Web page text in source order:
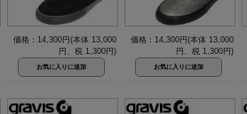
価格：14,300円(本体 13,000
円、税 1,300円)
価格：14,300円(本体 13,000
円、税 1,300円)